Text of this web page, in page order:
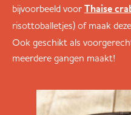
bijvoorbeeld voor
Thaise
risottoballetjes) of maak
Ook geschikt als
meerdere gangen maakt!